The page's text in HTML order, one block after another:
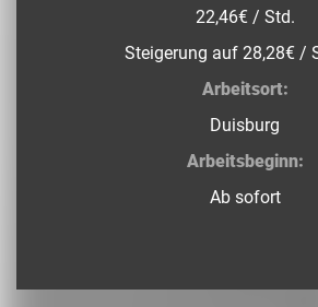
22,46€ / Std.
Steigerung auf 28,28€ /
Arbeitsort:
Duisburg
Arbeitsbeginn:
Ab sofort